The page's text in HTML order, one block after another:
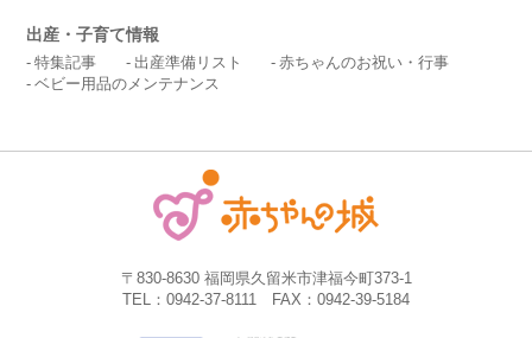
出産・子育て情報
特集記事 出産準備リスト
赤ちゃんのお祝い・行事
ベビー用品のメンテナンス
〒830-8630 福岡県久留米市津福今町373-1
TEL：0942-37-8111 FAX：0942-39-5184